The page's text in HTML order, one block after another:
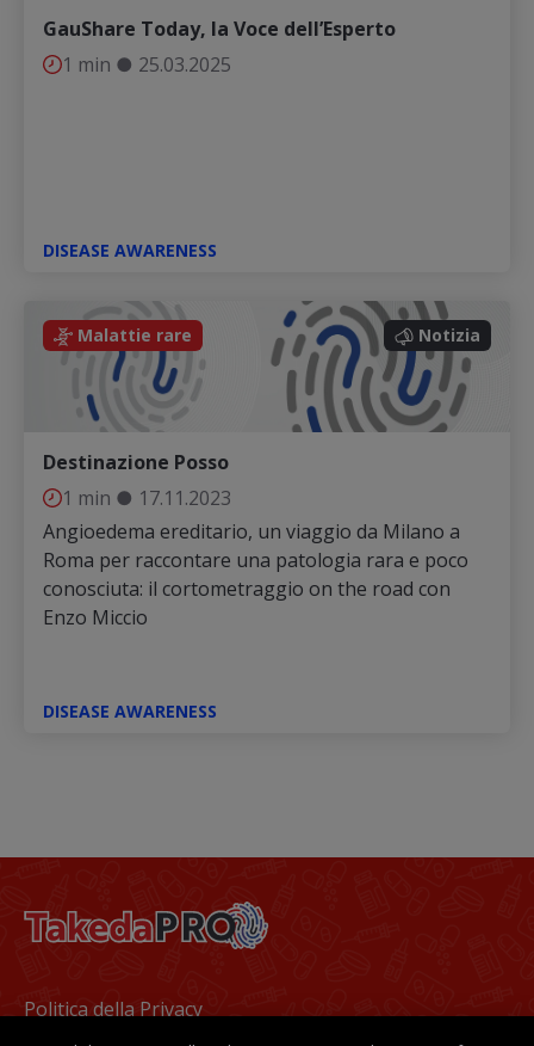
GauShare Today, la Voce dell’Esperto
1 min ● 25.03.2025
DISEASE AWARENESS
Malattie rare Notizia
Notizia
Destinazione Posso
1 min ● 17.11.2023
Angioedema ereditario, un viaggio da Milano a
Roma per raccontare una patologia rara e poco
conosciuta: il cortometraggio on the road con
Enzo Miccio
DISEASE AWARENESS
Politica della Privacy